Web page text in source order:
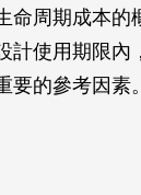
命周期成本的
計使用期限內
要的參考因素。